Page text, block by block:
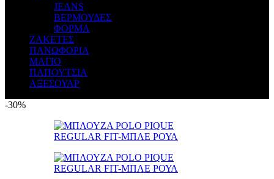
JEANS
ΒΕΡΜΟΥΔΕΣ
ΦΟΡΜΑ
ΖΑΚΕΤΕΣ
ΠΑΝΩΦΟΡΙΑ
ΜΑΓΙΟ
ΠΑΠΟΥΤΣΙΑ
ΑΞΕΣΟΥΑΡ
-30%